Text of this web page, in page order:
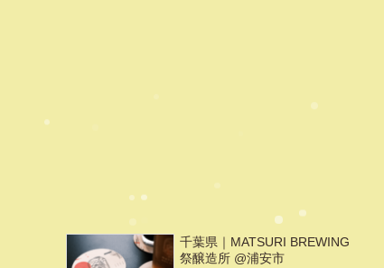
千葉県｜MATSURI BREWING
祭醸造所 @浦安市